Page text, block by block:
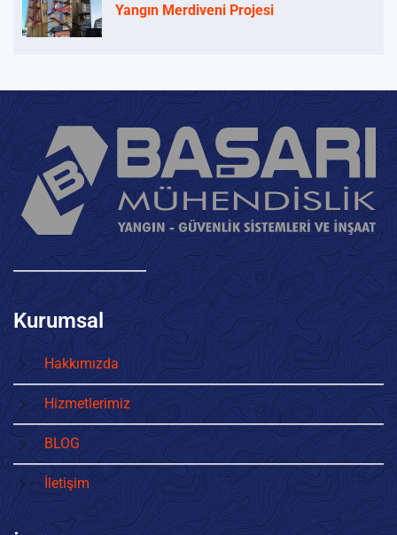
Yangın Merdiveni Projesi
Kurumsal
Hakkımızda
Hizmetlerimiz
BLOG
İletişim